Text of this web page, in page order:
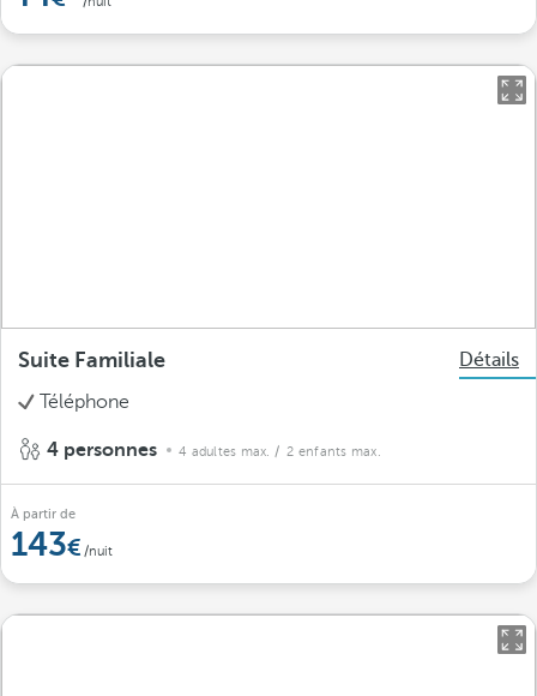
Suite Familiale
Détails
Téléphone
4 personnes 4 adultes max. / 2 enfants max.
À partir de
143 /nuit